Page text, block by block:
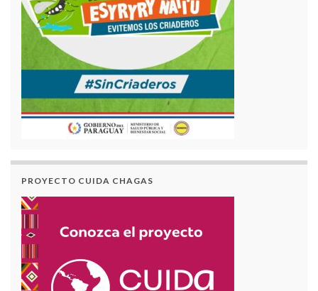
PROYECTO CUIDA CHAGAS